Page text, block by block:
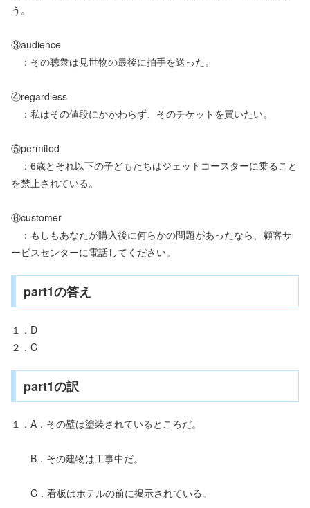
う。
③audience
：その聴衆は見世物の最後に拍手を送った。
④regardless
：私はその値段にかかわらず、そのチケットを買いたい。
⑤permited
：6歳とそれ以下の子どもたちはジェットコースターに乗ること
を禁止されている。
⑥customer
：もしもあなたが購入後に何らかの問題があったなら、顧客サ
ービスセンターに電話してください。
part1の答え
１．D
２．C
part1の訳
１．A．その壁は塗装されているところだ。
B．その建物は工事中だ。
C．看板はホテルの前に掲示されている。